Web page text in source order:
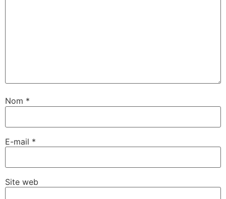
Nom *
E-mail *
Site web